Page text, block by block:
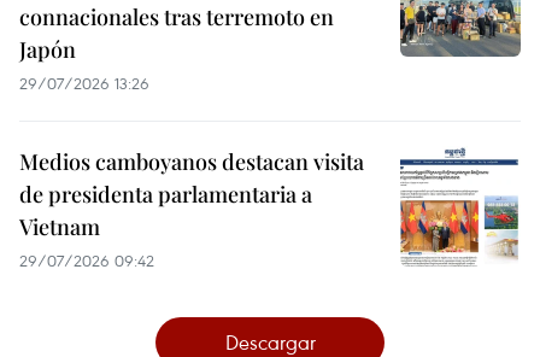
connacionales tras terremoto en
Japón
29/07/2026 13:26
Medios camboyanos destacan visita
de presidenta parlamentaria a
Vietnam
29/07/2026 09:42
Descargar